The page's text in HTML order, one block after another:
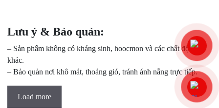
Lưu ý & Bảo quản:
– Sản phẩm không có kháng sinh, hoocmon và các chất độc hại
khác.
– Bảo quản nơi khô mát, thoáng gió, tránh ánh nắng trực tiếp.
Load more